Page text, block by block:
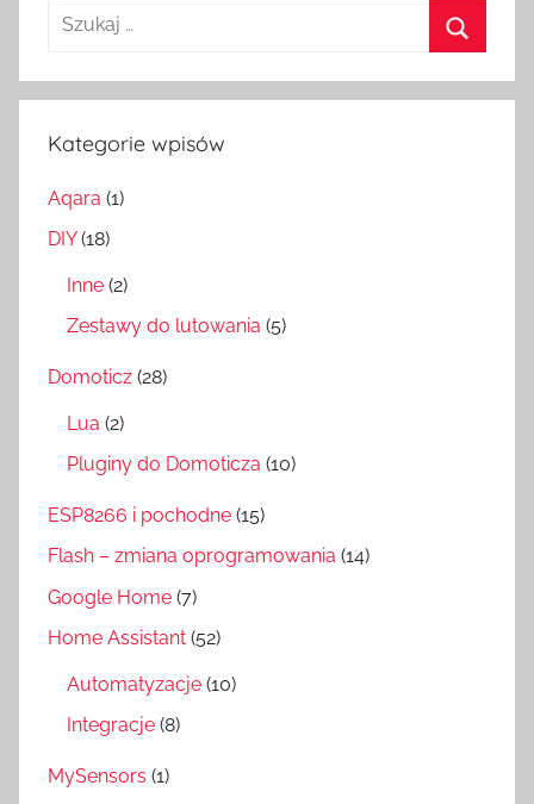
Szukaj:
Kategorie wpisów
Aqara (1)
DIY(18)
Inne (2)
Zestawy do lutowania (5)
Domoticz (28)
Lua (2)
Pluginy do Domoticza (10)
ESP8266 i pochodne (15)
Flash – zmiana oprogramowania (14)
Google Home (7)
Home Assistant (52)
Automatyzacje (10)
Integracje (8)
MySensors (1)